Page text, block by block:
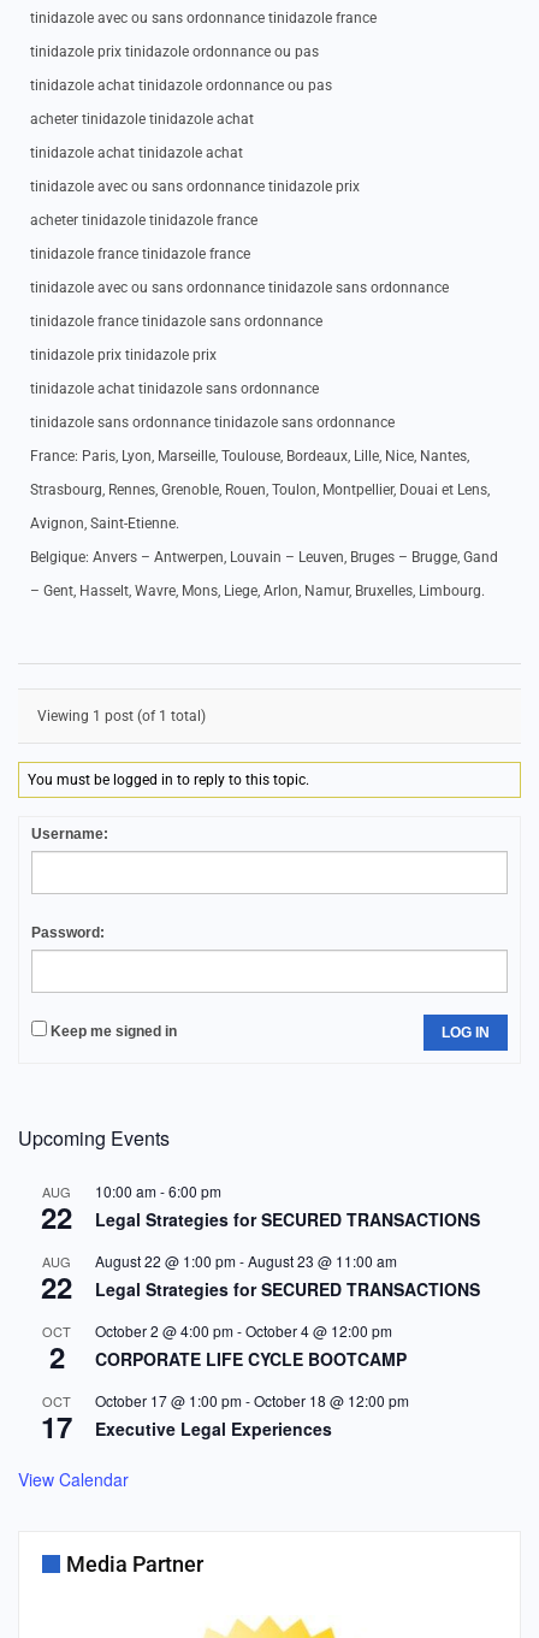
tinidazole avec ou sans ordonnance tinidazole france
tinidazole prix tinidazole ordonnance ou pas
tinidazole achat tinidazole ordonnance ou pas
acheter tinidazole tinidazole achat
tinidazole achat tinidazole achat
tinidazole avec ou sans ordonnance tinidazole prix
acheter tinidazole tinidazole france
tinidazole france tinidazole france
tinidazole avec ou sans ordonnance tinidazole sans ordonnance
tinidazole france tinidazole sans ordonnance
tinidazole prix tinidazole prix
tinidazole achat tinidazole sans ordonnance
tinidazole sans ordonnance tinidazole sans ordonnance
France: Paris, Lyon, Marseille, Toulouse, Bordeaux, Lille, Nice, Nantes,
Strasbourg, Rennes, Grenoble, Rouen, Toulon, Montpellier, Douai et Lens,
Avignon, Saint-Etienne.
Belgique: Anvers – Antwerpen, Louvain – Leuven, Bruges – Brugge, Gand
– Gent, Hasselt, Wavre, Mons, Liege, Arlon, Namur, Bruxelles, Limbourg.
Viewing 1 post (of 1 total)
You must be logged in to reply to this topic.
Username:
Password:
Keep me signed in LOG IN
Upcoming Events
AUG
22
10:00 am-6:00 pm
Legal Strategies for SECURED TRANSACTIONS
AUG
22
August 22 @ 1:00 pm-August 23 @ 11:00 am
Legal Strategies for SECURED TRANSACTIONS
OCT
2
October 2 @ 4:00 pm-October 4 @ 12:00 pm
CORPORATE LIFE CYCLE BOOTCAMP
OCT
17
October 17 @ 1:00 pm-October 18 @ 12:00 pm
Executive Legal Experiences
View Calendar
Media Partner